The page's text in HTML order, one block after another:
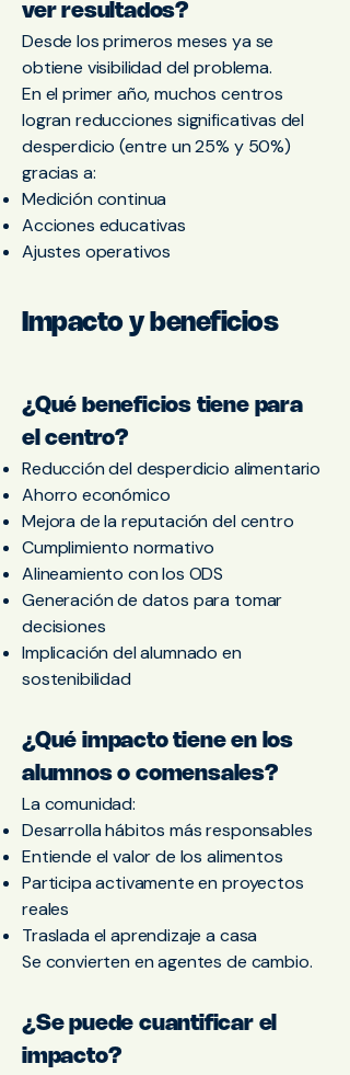
ver resultados?
Desde los primeros meses ya se
obtiene visibilidad del problema.
En el primer año, muchos centros
logran reducciones significativas del
desperdicio (entre un 25% y 50%)
gracias a:
Medición continua
Acciones educativas
Ajustes operativos
Impacto y beneficios
¿Qué beneficios tiene para
el centro?
Reducción del desperdicio alimentario
Ahorro económico
Mejora de la reputación del centro
Cumplimiento normativo
Alineamiento con los ODS
Generación de datos para tomar
decisiones
Implicación del alumnado en
sostenibilidad
¿Qué impacto tiene en los
alumnos o comensales?
La comunidad:
Desarrolla hábitos más responsables
Entiende el valor de los alimentos
Participa activamente en proyectos
reales
Traslada el aprendizaje a casa
Se convierten en agentes de cambio.
¿Se puede cuantificar el
impacto?